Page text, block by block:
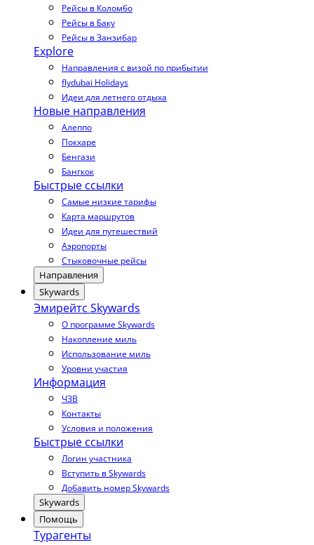
Рейсы в Коломбо
Рейсы в Баку
Рейсы в Занзибар
Explore
Направления с визой по прибытии
flydubai Holidays
Идеи для летнего отдыха
Новые направления
Алеппо
Покхаре
Бенгази
Бангкок
Быстрые ссылки
Самые низкие тарифы
Карта маршрутов
Идеи для путешествий
Аэропорты
Стыковочные рейсы
Направления
Skywards
Эмирейтс Skywards
О программе Skywards
Накопление миль
Использование миль
Уровни участия
Информация
ЧЗВ
Контакты
Условия и положения
Быстрые ссылки
Логин участника
Вступить в Skywards
Добавить номер Skywards
Skywards
Помощь
Турагенты